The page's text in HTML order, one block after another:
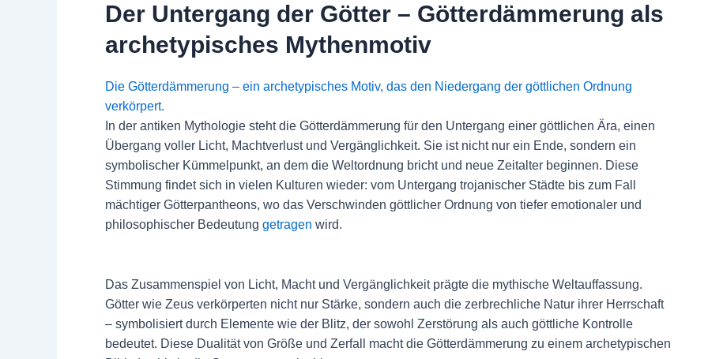
Der Untergang der Götter – Götterdämmerung als
archetypisches Mythenmotiv
Die Götterdämmerung – ein archetypisches Motiv, das den Niedergang der göttlichen Ordnung
verkörpert.
In der antiken Mythologie steht die Götterdämmerung für den Untergang einer göttlichen Ära, einen
Übergang voller Licht, Machtverlust und Vergänglichkeit. Sie ist nicht nur ein Ende, sondern ein
symbolischer Kümmelpunkt, an dem die Weltordnung bricht und neue Zeitalter beginnen. Diese
Stimmung findet sich in vielen Kulturen wieder: vom Untergang trojanischer Städte bis zum Fall
mächtiger Götterpantheons, wo das Verschwinden göttlicher Ordnung von tiefer emotionaler und
philosophischer Bedeutung getragen wird.
Das Zusammenspiel von Licht, Macht und Vergänglichkeit prägte die mythische Weltauffassung.
Götter wie Zeus verkörperten nicht nur Stärke, sondern auch die zerbrechliche Natur ihrer Herrschaft
– symbolisiert durch Elemente wie der Blitz, der sowohl Zerstörung als auch göttliche Kontrolle
bedeutet. Diese Dualität von Größe und Zerfall macht die Götterdämmerung zu einem archetypischen